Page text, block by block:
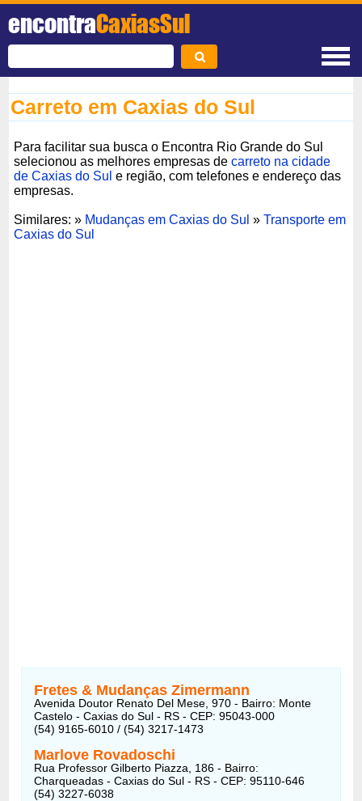
encontraCaxiasSul
Carreto em Caxias do Sul
Para facilitar sua busca o Encontra Rio Grande do Sul
selecionou as melhores empresas decarreto na cidade
de Caxias do Sul e região, com telefones e endereço das
empresas.
Similares: » Mudanças em Caxias do Sul »Transporte em
Caxias do Sul
Fretes & Mudanças Zimermann
Avenida Doutor Renato Del Mese, 970 - Bairro: Monte
Castelo - Caxias do Sul - RS - CEP: 95043-000
(54) 9165-6010 / (54) 3217-1473
Marlove Rovadoschi
Rua Professor Gilberto Piazza, 186 - Bairro:
Charqueadas - Caxias do Sul - RS - CEP: 95110-646
(54) 3227-6038